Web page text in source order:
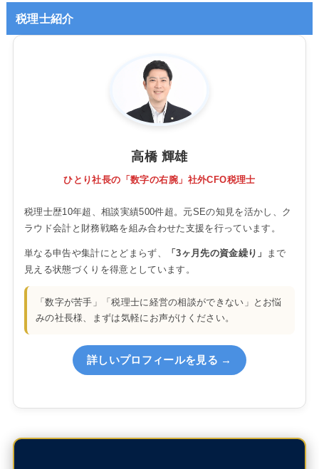
税理士紹介
高橋 輝雄
ひとり社長の「数字の右腕」社外CFO税理士
税理士歴10年超、相談実績500件超。元SEの知見を活かし、ク
ラウド会計と財務戦略を組み合わせた支援を行っています。
単なる申告や集計にとどまらず、 「3ヶ月先の資金繰り」
まで
見える状態づくりを得意としています。
「数字が苦手」「税理士に経営の相談ができない」とお悩
みの社長様、まずは気軽にお声がけください。
詳しいプロフィールを見る →